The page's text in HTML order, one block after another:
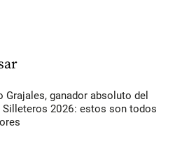
Grajales, ganador absoluto del
Silleteros 2026: estos son todos